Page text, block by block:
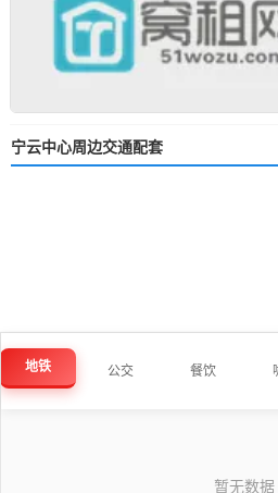
宁云中心周边交通配套
地铁 公交 餐饮